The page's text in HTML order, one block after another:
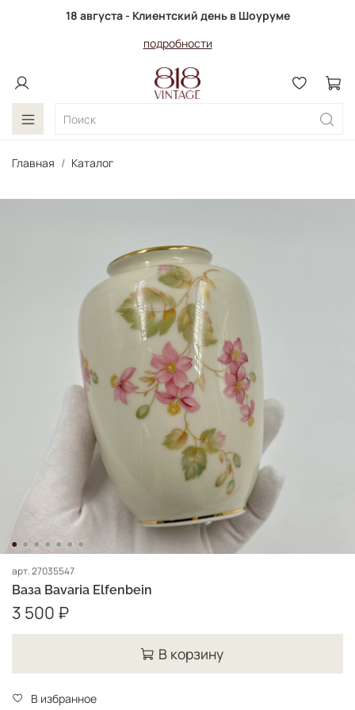
18 августа - Клиентский день в Шоуруме
подробности
Главная Каталог
арт.27035547
Ваза Bavaria Elfenbein
3 500 ₽
В корзину
В избранное